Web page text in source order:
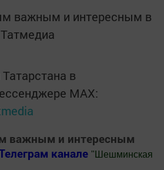
важным и интересным в
Татмедиа
в
MАХ:
важным и интересным
канале " Шешминская